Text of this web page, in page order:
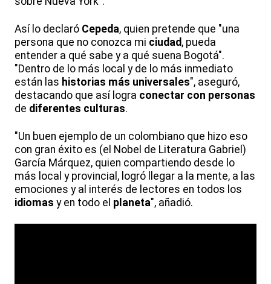
Así lo declaró Cepeda, quien pretende que "una
persona que no conozca mi ciudad, pueda
entender a qué sabe y a qué suena Bogotá".
"Dentro de lo más local y de lo más inmediato
están las historias más universales", aseguró,
destacando que así logra conectar con personas
de diferentes culturas.
"Un buen ejemplo de un colombiano que hizo eso
con gran éxito es (el Nobel de Literatura Gabriel)
García Márquez, quien compartiendo desde lo
más local y provincial, logró llegar a la mente, a las
emociones y al interés de lectores en todos los
idiomas y en todo el planeta", añadió.